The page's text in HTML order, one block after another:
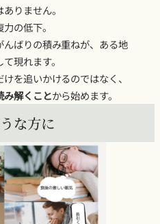
りません。
の低下。
ばりの積み重ねが、ある地
現れます。
を追いかけるのではなく、
み解くことから始めます。
な方に